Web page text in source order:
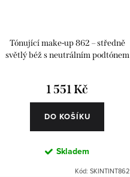
Tónující make-up 862 – středně
světlý béž s neutrálním podtónem
1 551 Kč
DO KOŠÍKU
Skladem
Kód: SKINTINT862